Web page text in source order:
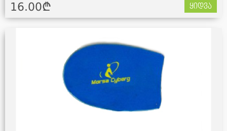
16.00¢ ყიდვა